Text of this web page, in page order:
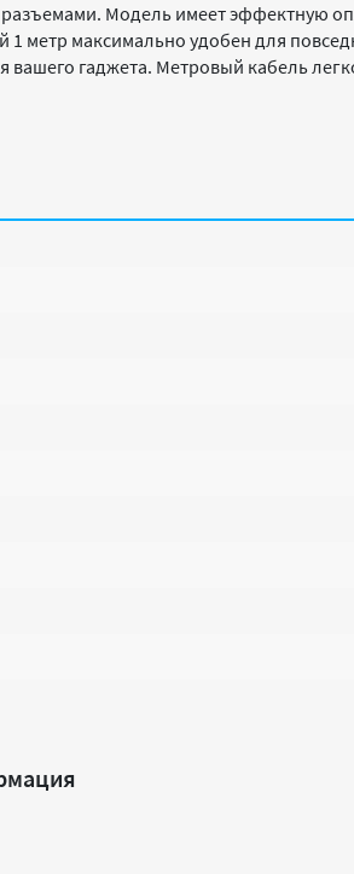
Модель имеет эффектную
метр максимально удобен для
гаджета. Метровый кабель